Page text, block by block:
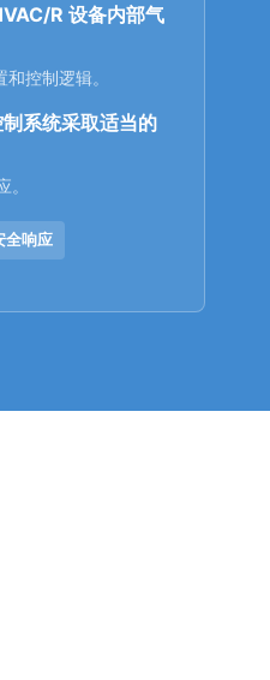
R 设备内部气
控制逻辑。
系统采取适当的
全响应